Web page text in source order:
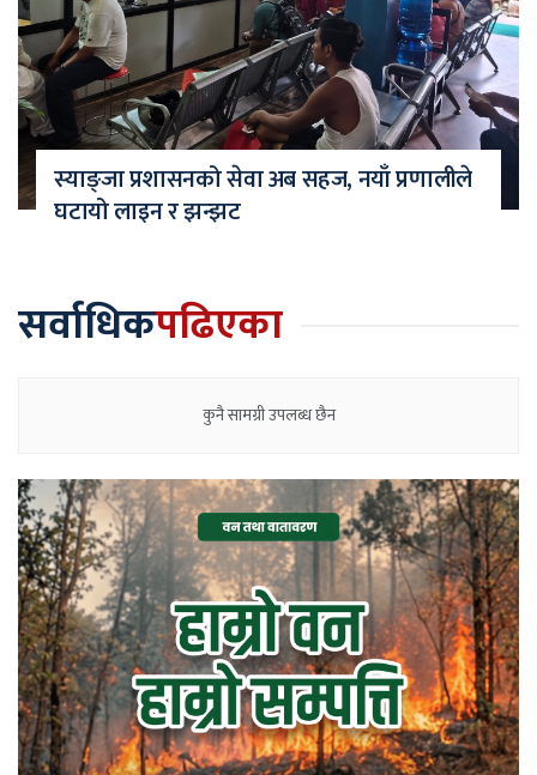
स्याङ्जा प्रशासनको सेवा अब सहज, नयाँ प्रणालीले
घटायो लाइन र झन्झट
सर्वाधिकपढिएका
कुनै सामग्री उपलब्ध छैन